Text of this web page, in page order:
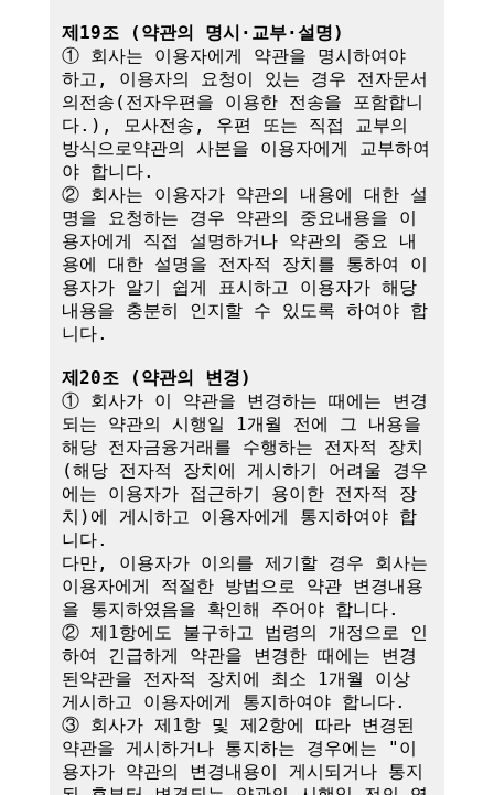
제19조 (약관의 명시·교부·설명)
① 회사는 이용자에게 약관을 명시하여야
하고, 이용자의 요청이 있는 경우 전자문서
의전송(전자우편을 이용한 전송을 포함합니
다.), 모사전송, 우편 또는 직접 교부의
방식으로약관의 사본을 이용자에게 교부하여
야 합니다.
② 회사는 이용자가 약관의 내용에 대한 설
명을 요청하는 경우 약관의 중요내용을 이
용자에게 직접 설명하거나 약관의 중요 내
용에 대한 설명을 전자적 장치를 통하여 이
용자가 알기 쉽게 표시하고 이용자가 해당
내용을 충분히 인지할 수 있도록 하여야 합
니다.
제20조 (약관의 변경)
① 회사가 이 약관을 변경하는 때에는 변경
되는 약관의 시행일 1개월 전에 그 내용을
해당 전자금융거래를 수행하는 전자적 장치
(해당 전자적 장치에 게시하기 어려울 경우
에는 이용자가 접근하기 용이한 전자적 장
치)에 게시하고 이용자에게 통지하여야 합
니다.
다만, 이용자가 이의를 제기할 경우 회사는
이용자에게 적절한 방법으로 약관 변경내용
을 통지하였음을 확인해 주어야 합니다.
② 제1항에도 불구하고 법령의 개정으로 인
하여 긴급하게 약관을 변경한 때에는 변경
된약관을 전자적 장치에 최소 1개월 이상
게시하고 이용자에게 통지하여야 합니다.
③ 회사가 제1항 및 제2항에 따라 변경된
약관을 게시하거나 통지하는 경우에는 "이
용자가 약관의 변경내용이 게시되거나 통지